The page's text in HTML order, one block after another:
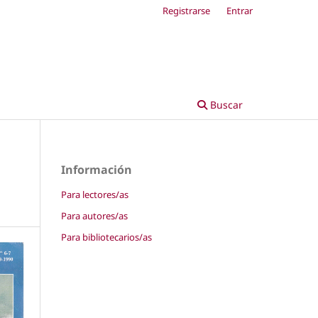
Buscar
Registrarse Entrar
Información
Para lectores/as
Para autores/as
Para bibliotecarios/as